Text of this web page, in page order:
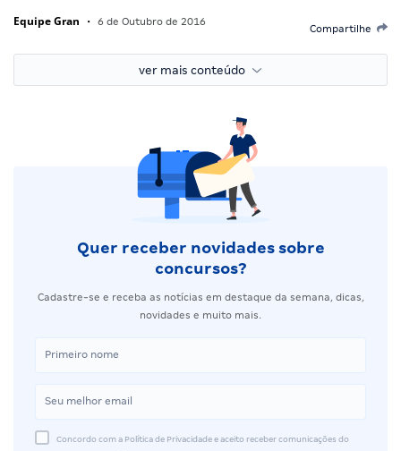
Equipe Gran • 6 de Outubro de 2016
Compartilhe
ver mais conteúdo
Quer receber novidades sobre
concursos?
Cadastre-se e receba as notícias em destaque da semana, dicas,
novidades e muito mais.
Concordo com a Política de Privacidade e aceito receber comunicações do